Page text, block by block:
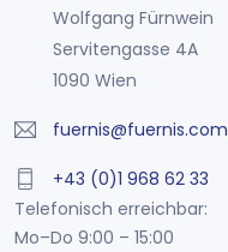
Wolfgang Fürnwein
Servitengasse 4A
1090 Wien
fuernis@fuernis.com
+43 (0)1 968 62 33
Telefonisch erreichbar:
Mo–Do 9:00 – 15:00